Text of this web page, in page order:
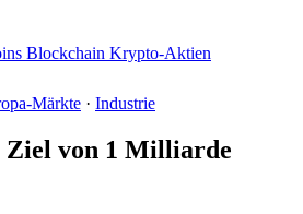
Blockchain Krypto-Aktien
Märkte · Industrie
Ziel von 1 Milliarde